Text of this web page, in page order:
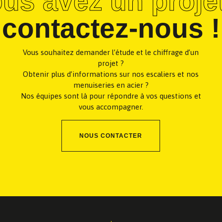
contactez-nous !
Vous souhaitez demander l’étude et le chiffrage d’un
projet ?
Obtenir plus d’informations sur nos escaliers et nos
menuiseries en acier ?
Nos équipes sont là pour répondre à vos questions et
vous accompagner.
NOUS CONTACTER